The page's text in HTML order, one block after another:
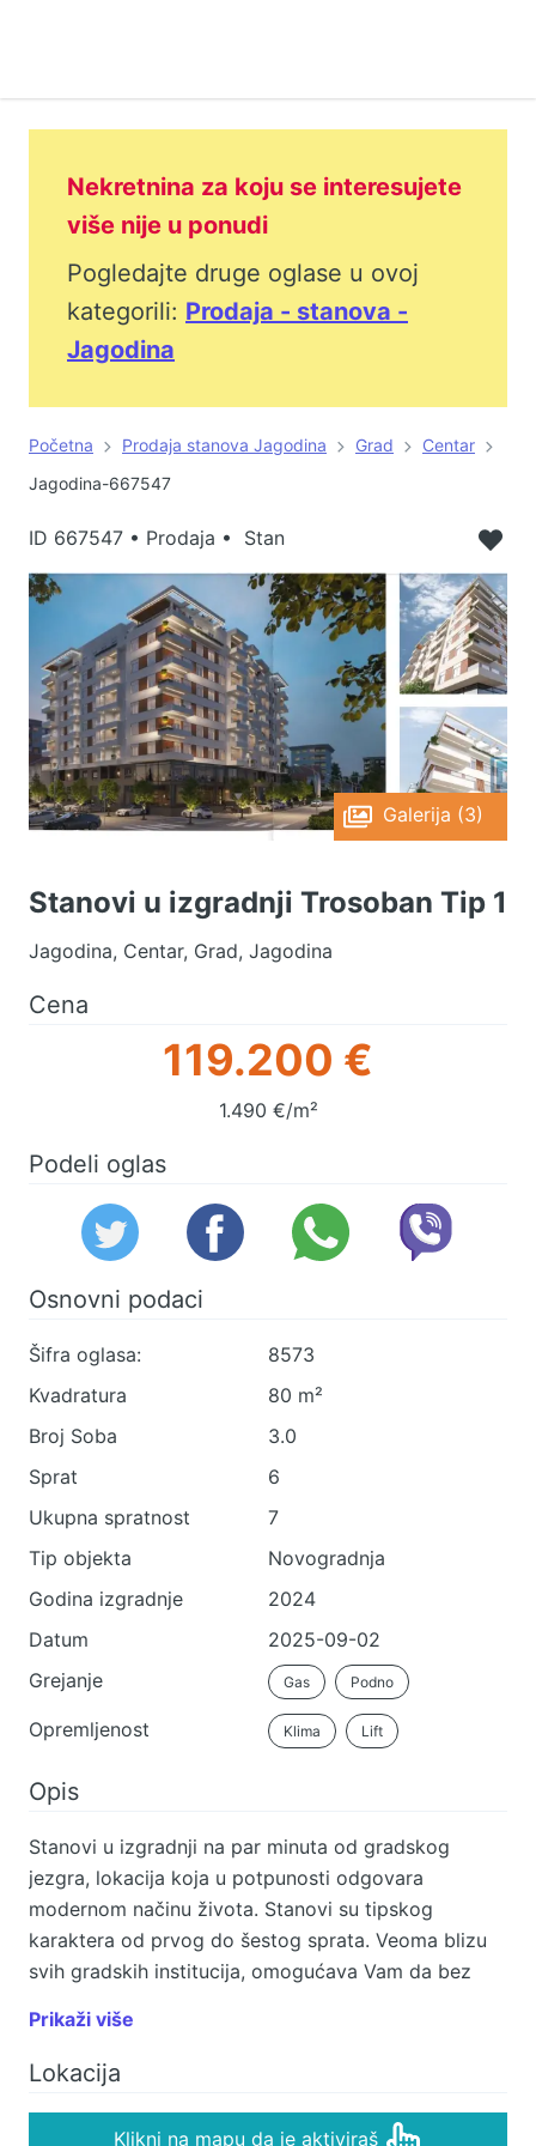
Nekretnina za koju se interesujete
više nije u ponudi
Pogledajte druge oglase u ovoj
kategorili: Prodaja - stanova -
Jagodina
Početna Prodaja stanova Jagodina Grad
Centar
Jagodina-667547
ID 667547 • Prodaja • Stan
Galerija (3)
Stanovi u izgradnji Trosoban Tip 1
Jagodina, Centar, Grad, Jagodina
Cena
119.200 €
1.490 €/m²
Podeli oglas
Osnovni podaci
Šifra oglasa:
8573
Kvadratura
80 m²
Broj Soba
3.0
Sprat
6
Ukupna spratnost
7
Tip objekta
Novogradnja
Godina izgradnje
2024
Datum
2025-09-02
Grejanje
Gas Podno
Opremljenost Klima Lift
Opis
Stanovi u izgradnji na par minuta od gradskog
jezgra, lokacija koja u potpunosti odgovara
modernom načinu života. Stanovi su tipskog
karaktera od prvog do šestog sprata. Veoma blizu
svih gradskih institucija, omogućava Vam da bez
druge strane udaljeni ste samo par minuta od Vivo
šoping centra, Akva parka kao i parka Đurđevo
gužve, što će Vam pružiti mirna i tiha poslepodneva
Prikaži više
Lokacija
Klikni na mapu da je aktiviraš